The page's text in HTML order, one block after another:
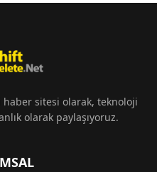
sitesi olarak, teknoloji
olarak paylaşıyoruz.